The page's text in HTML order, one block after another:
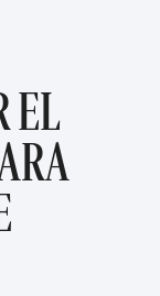
EL